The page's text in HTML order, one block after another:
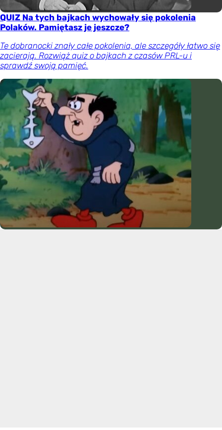
QUIZ Na tych bajkach wychowały się pokolenia
Polaków. Pamiętasz je jeszcze?
Te dobranocki znały całe pokolenia, ale szczegóły łatwo się
zacierają. Rozwiąż quiz o bajkach z czasów PRL-u i
sprawdź swoją pamięć.